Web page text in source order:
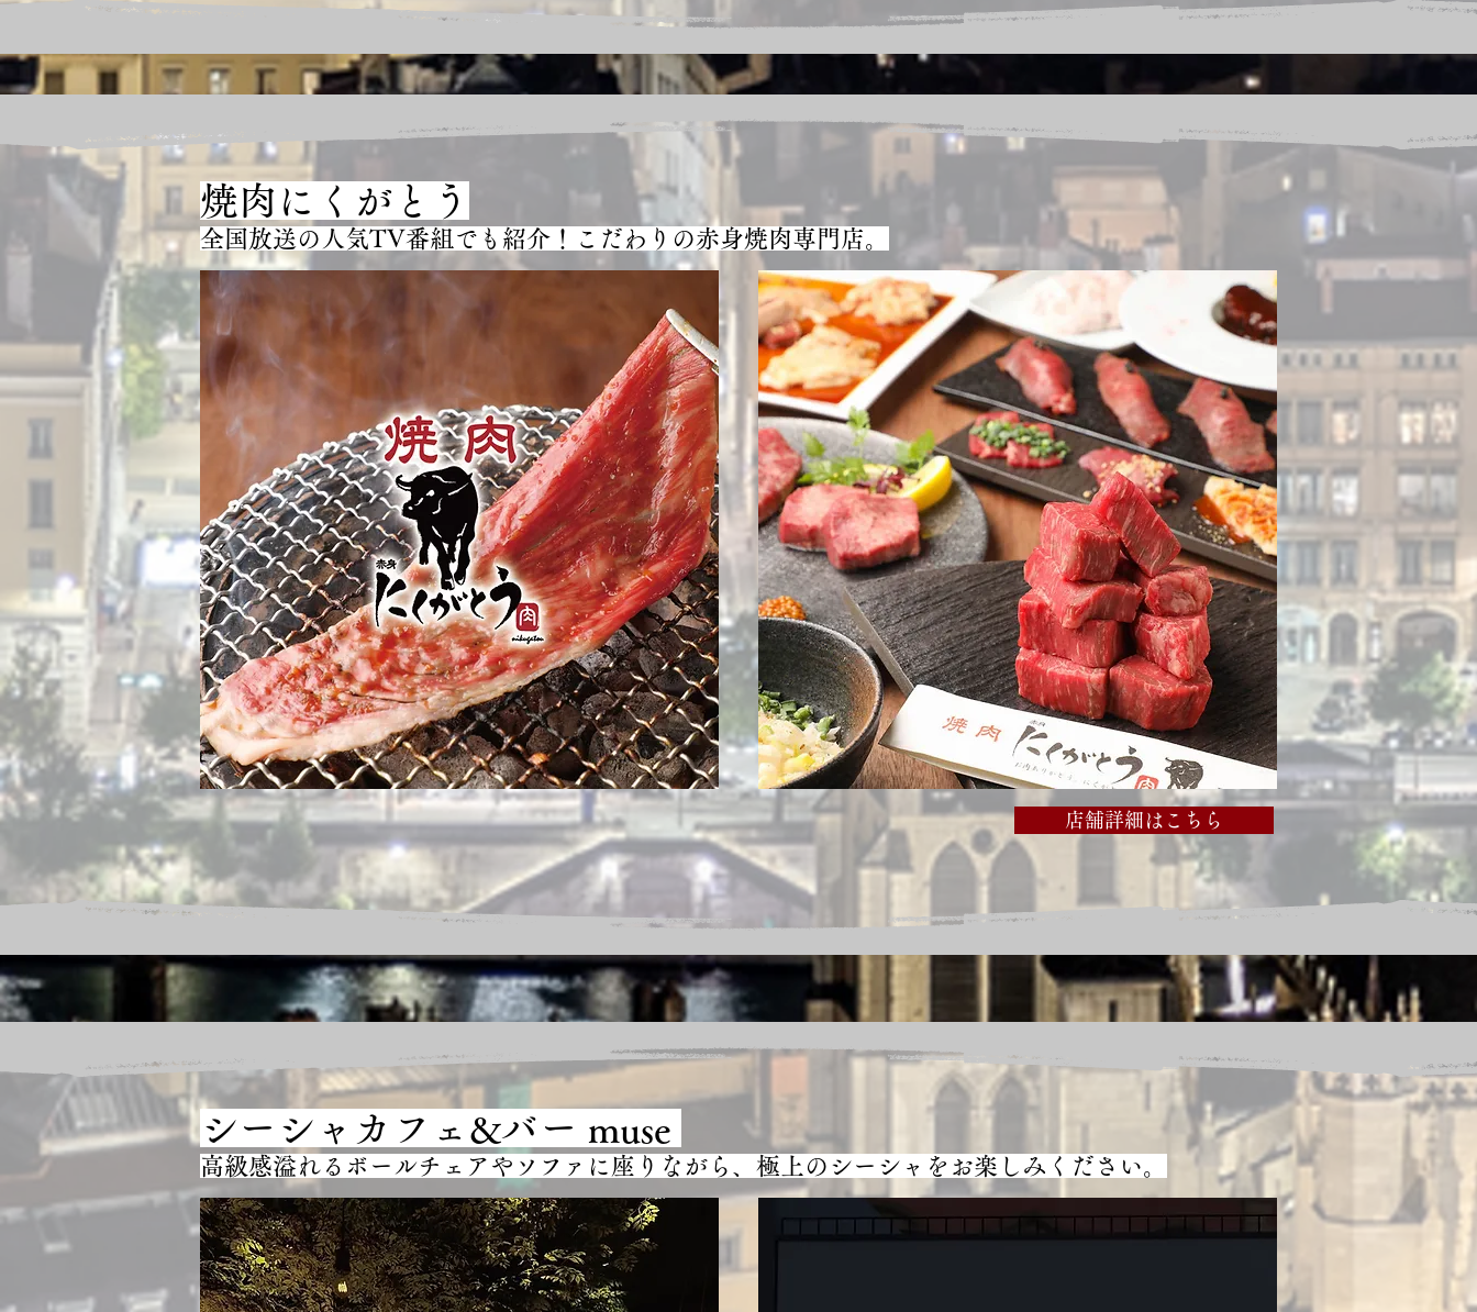
焼肉にくがとう
全国放送の人気TV番組でも紹介！こだわりの赤身焼肉専門店。
店舗詳細はこちら
シーシャカフェ&バー muse
高級感溢れるボールチェアやソファに座りながら、極上のシーシャをお楽しみください。